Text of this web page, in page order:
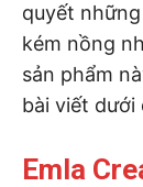
quyết
kém nồng
sản phẩm
bài viết dưới
Emla